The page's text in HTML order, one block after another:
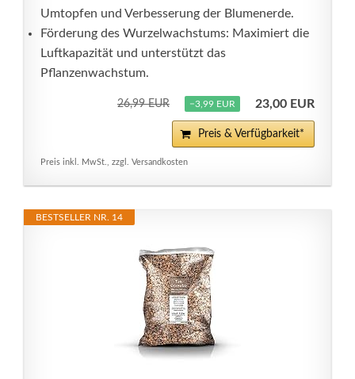
Umtopfen und Verbesserung der Blumenerde.
Förderung des Wurzelwachstums: Maximiert die
Luftkapazität und unterstützt das
Pflanzenwachstum.
26,99 EUR −3,99 EUR 23,00 EUR
Preis & Verfügbarkeit*
Preis inkl. MwSt., zzgl. Versandkosten
BESTSELLER NR. 14